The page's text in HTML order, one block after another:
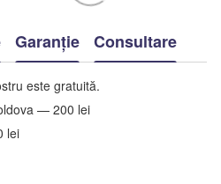
Garanție Consultare
este gratuită.
— 200 lei
lei